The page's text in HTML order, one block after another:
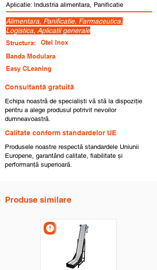
Aplicatie: Industria alimentara, Panificatie
Alimentara, Panificatie, Farmaceutica,
Logistica, Aplicatii generale
Structura:
Otel Inox
Banda Modulara
Easy CLeaning
Consultantă gratuită
Echipa noastră de specialiști vă stă la dispoziție
pentru a alege produsul potrivit nevoilor
dumneavoastră.
Calitate conform standardelor UE
Produsele noastre respectă standardele Uniunii
Europene, garantând calitate, fiabilitate și
performanță superioară.
Produse similare